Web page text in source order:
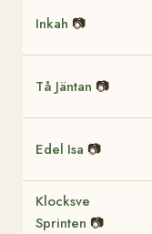
Inkah 📷
Tå Jäntan 📷
Edel Isa 📷
Klocksve
Sprinten 📷